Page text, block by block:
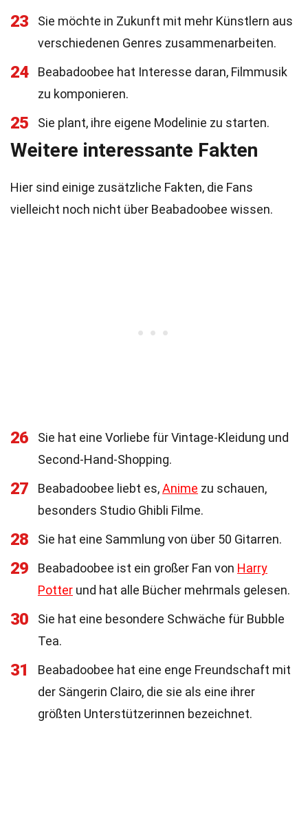
23
Sie möchte in Zukunft mit mehr Künstlern aus
verschiedenen Genres zusammenarbeiten.
24
Beabadoobee hat Interesse daran, Filmmusik
zu komponieren.
25 Sie plant, ihre eigene Modelinie zu starten.
Weitere interessante Fakten
Hier sind einige zusätzliche Fakten, die Fans
vielleicht noch nicht über Beabadoobee wissen.
26
Sie hat eine Vorliebe für Vintage-Kleidung und
Second-Hand-Shopping.
27 Beabadoobee liebt es,Anime zu schauen,
besonders Studio Ghibli Filme.
28 Sie hat eine Sammlung von über 50 Gitarren.
29 Beabadoobee ist ein großer Fan von Harry
Potter und hat alle Bücher mehrmals gelesen.
30
Sie hat eine besondere Schwäche für Bubble
Tea.
31
Beabadoobee hat eine enge Freundschaft mit
der Sängerin Clairo, die sie als eine ihrer
größten Unterstützerinnen bezeichnet.